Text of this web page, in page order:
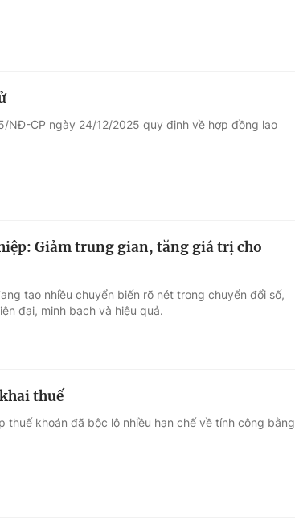
NĐ-CP ngày 24/12/2025 quy định về hợp đồng lao
Giảm trung gian, tăng giá trị cho
tạo nhiều chuyển biến rõ nét trong chuyển đổi số,
đại, minh bạch và hiệu quả.
thuế
khoán đã bộc lộ nhiều hạn chế về tính công bằng